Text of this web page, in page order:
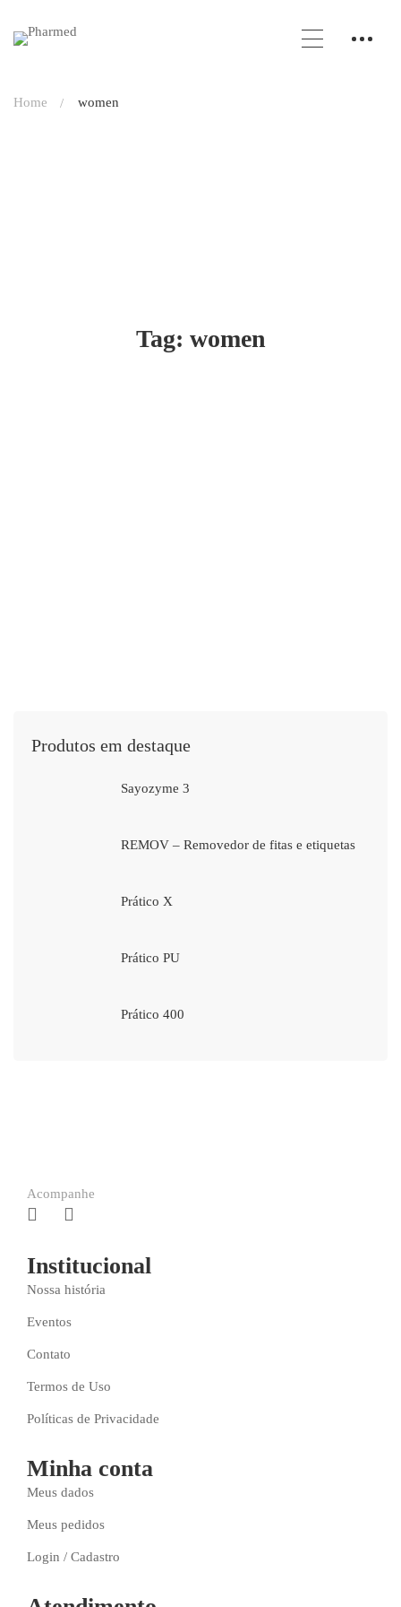
Tag: women
Home women
Produtos em destaque
Sayozyme 3
REMOV – Removedor de fitas e etiquetas
Prático X
Prático PU
Prático 400
Acompanhe
Institucional
Nossa história
Eventos
Contato
Termos de Uso
Políticas de Privacidade
Minha conta
Meus dados
Meus pedidos
Login / Cadastro